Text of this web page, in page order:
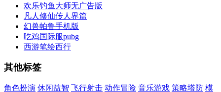
欢乐钓鱼大师无广告版
凡人修仙传人界篇
幻兽帕鲁手机版
吃鸡国际服pubg
西游笔绘西行
其他标签
角色扮演 休闲益智 飞行射击 动作冒险 音乐游戏 策略塔防 模